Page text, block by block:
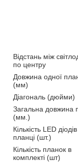
Відстань між
по центру
Довжина одної
(мм)
Діагональ (дюйми)
Загальна довжина
(мм.)
Кількість LED
планці (шт.)
Кількість планок в
комплекті (шт)